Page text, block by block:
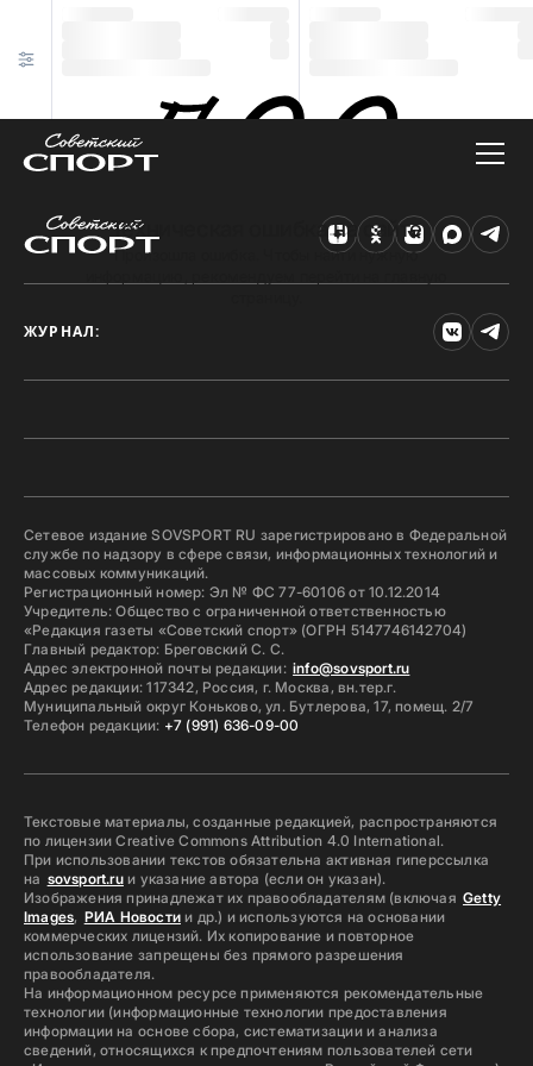
Техническая ошибка на сайте
Произошла ошибка. Чтобы найти нужную
ЖУРНАЛ:
Сетевое издание SOVSPORT RU зарегистрировано в Федеральной
службе по надзору в сфере связи, информационных технологий и
массовых коммуникаций.
Регистрационный номер: Эл № ФС 77-60106 от 10.12.2014
Учредитель: Общество с ограниченной ответственностью
«Редакция газеты «Советский спорт» (ОГРН 5147746142704)
Главный редактор: Бреговский С. С.
Адрес электронной почты редакции: info@sovsport.ru
Адрес редакции: 117342, Россия, г. Москва, вн.тер.г.
Муниципальный округ Коньково, ул. Бутлерова, 17, помещ. 2/7
Телефон редакции: +7 (991) 636-09-00
Текстовые материалы, созданные редакцией, распространяются
по лицензии Creative Commons Attribution 4.0 International.
При использовании текстов обязательна активная гиперссылка
на sovsport.ruи указание автора (если он указан).
Изображения принадлежат их правообладателям (включая Getty
Images, РИА Новостии др.) и используются на основании
коммерческих лицензий. Их копирование и повторное
использование запрещены без прямого разрешения
правообладателя.
На информационном ресурсе применяются рекомендательные
технологии (информационные технологии предоставления
информации на основе сбора, систематизации и анализа
сведений, относящихся к предпочтениям пользователей сети